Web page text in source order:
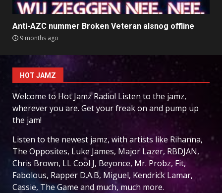
Anti-AZC nummer Broken Veteran alsnog offline
9 months ago
HOT JAMZ
Welcome to Hot Jamz Radio! Listen to the jamz,
wherever you are. Get your freak on and pump up
the jam!
Listen to the newest jamz, with artists like Rihanna,
The Opposites, Luke James, Major Lazer, RBDJAN,
Chris Brown, LL Cool J, Beyonce, Mr. Probz, Fit,
Fabolous, Rapper D.A.B, Miguel, Kendrick Lamar,
Cassie, The Game and much, much more.